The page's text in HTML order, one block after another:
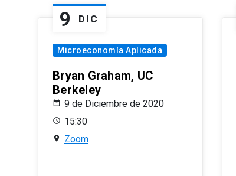
9 DIC
Microeconomía Aplicada
Bryan Graham, UC
Berkeley
9 de Diciembre de 2020
15:30
Zoom